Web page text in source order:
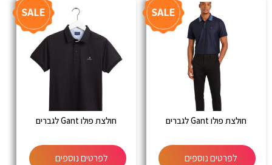
חולצת פולו Gant לגברים
לפרטים נוספים
חולצת פולו Gant לגברים
לפרטים נוספים